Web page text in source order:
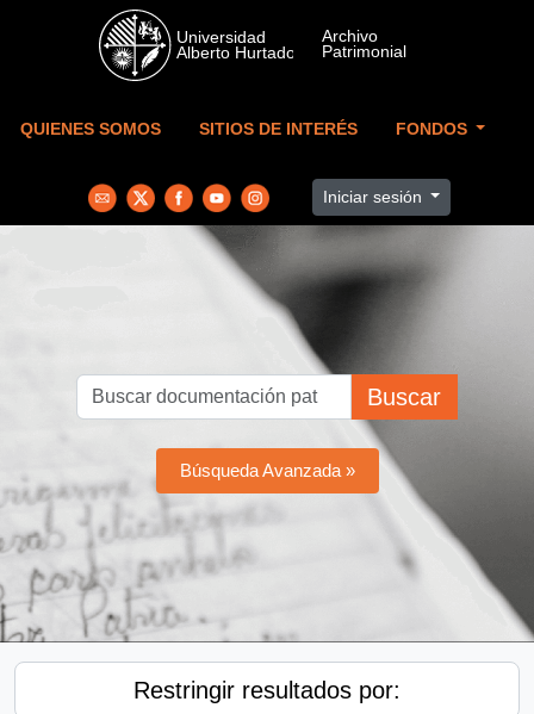
Skip to main content
QUIENES SOMOS SITIOS DE INTERÉS FONDOS
Iniciar sesión
Buscar
Búsqueda Avanzada »
Restringir resultados por: